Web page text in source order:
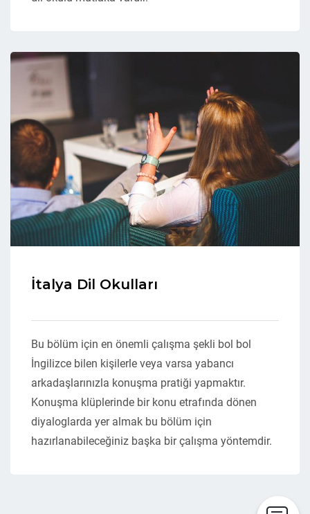
İtalya Dil Okulları
Bu bölüm için en önemli çalışma şekli bol bol
İngilizce bilen kişilerle veya varsa yabancı
arkadaşlarınızla konuşma pratiği yapmaktır.
Konuşma klüplerinde bir konu etrafında dönen
diyaloglarda yer almak bu bölüm için
hazırlanabileceğiniz başka bir çalışma yöntemdir.